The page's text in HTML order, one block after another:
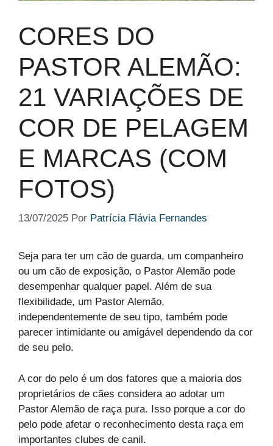
CORES DO
PASTOR ALEMÃO:
21 VARIAÇÕES DE
COR DE PELAGEM
E MARCAS (COM
FOTOS)
13/07/2025 Por Patrícia Flávia Fernandes
Seja para ter um cão de guarda, um companheiro
ou um cão de exposição, o Pastor Alemão pode
desempenhar qualquer papel. Além de sua
flexibilidade, um Pastor Alemão,
independentemente de seu tipo, também pode
parecer intimidante ou amigável dependendo da cor
de seu pelo.
A cor do pelo é um dos fatores que a maioria dos
proprietários de cães considera ao adotar um
Pastor Alemão de raça pura. Isso porque a cor do
pelo pode afetar o reconhecimento desta raça em
importantes clubes de canil.